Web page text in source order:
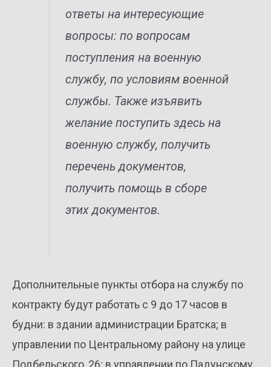
ответы на интересующие
вопросы: по вопросам
поступления на военную
службу, по условиям военной
службы. Также изъявить
желание поступить здесь на
военную службу, получить
перечень документов,
получить помощь в сборе
этих документов.
Дополнительные пункты отбора на службу по
контракту будут работать с 9 до 17 часов в
будни: в здании администрации Братска; в
управлении по Центральному району на улице
Подбельского, 26; в управлении по Падунскому